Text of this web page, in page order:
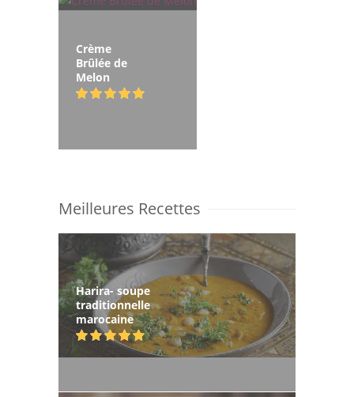
Crème
Brûlée de
Melon
Meilleures Recettes
Harira- soupe
traditionnelle
marocaine